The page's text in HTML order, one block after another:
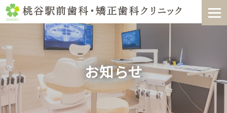
Skip
to
お知らせ